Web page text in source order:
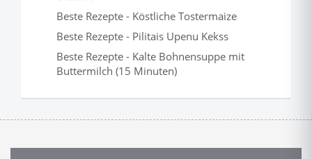
Beste Rezepte - Köstliche Tostermaize
Beste Rezepte - Pilitais Upenu Kekss
Beste Rezepte - Kalte Bohnensuppe mit
Buttermilch (15 Minuten)